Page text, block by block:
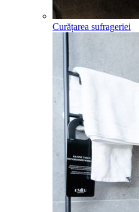
Curățarea sufrageriei